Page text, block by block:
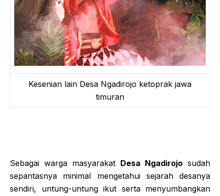
Kesenian lain Desa Ngadirojo ketoprak jawa
timuran
Sebagai warga masyarakat Desa Ngadirojo sudah
sepantasnya minimal mengetahui sejarah desanya
sendiri, untung-untung ikut serta menyumbangkan